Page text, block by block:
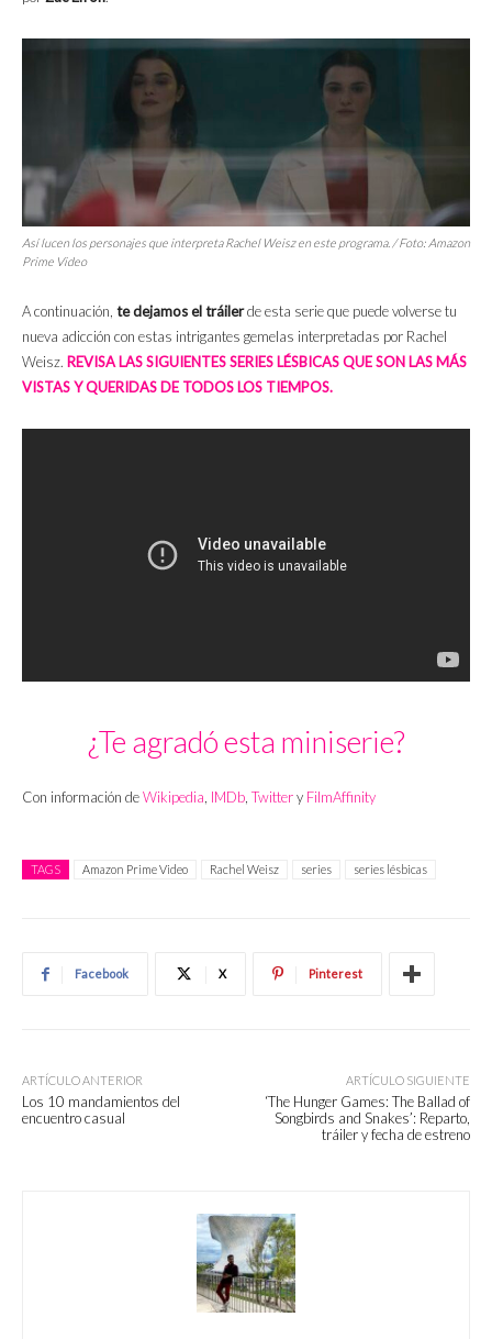
Así lucen los personajes que interpreta Rachel Weisz en este programa. / Foto: Amazon
Prime Video
A continuación, te dejamos el tráilerde esta serie que puede volverse tu
nueva adicción con estas intrigantes gemelas interpretadas por Rachel
Weisz. REVISA LAS SIGUIENTES SERIES LÉSBICAS QUE SON LAS MÁS
VISTAS Y QUERIDAS DE TODOS LOS TIEMPOS.
¿Te agradó esta miniserie?
Con información deWikipedia IMDb Twittery FilmAffinity
TAGS Amazon Prime Video Rachel Weisz series series lésbicas
Facebook X Pinterest
ARTÍCULO ANTERIOR
Los 10 mandamientos del
encuentro casual
ARTÍCULO SIGUIENTE
‘The Hunger Games: The Ballad of
Songbirds and Snakes’: Reparto,
tráiler y fecha de estreno